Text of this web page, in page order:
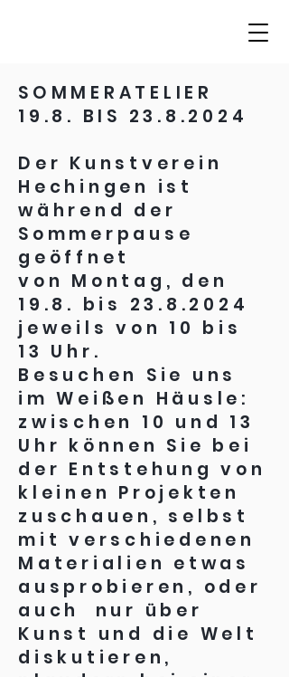
SOMMERATELIER
19.8. BIS 23.8.2024
Der Kunstverein
Hechingen ist
während der
Sommerpause
geöffnet
von Montag, den
19.8. bis 23.8.2024
jeweils von 10 bis
13 Uhr.
Besuchen Sie uns
im Weißen Häusle:
zwischen 10 und 13
Uhr können Sie bei
der Entstehung von
kleinen Projekten
zuschauen, selbst
mit verschiedenen
Materialien etwas
ausprobieren, oder
auch nur über
Kunst und die Welt
diskutieren,